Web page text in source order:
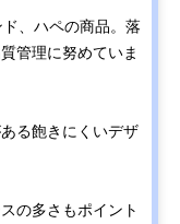
、ハペの商品。落
管理に努めていま
る飽きにくいデザ
の多さもポイント